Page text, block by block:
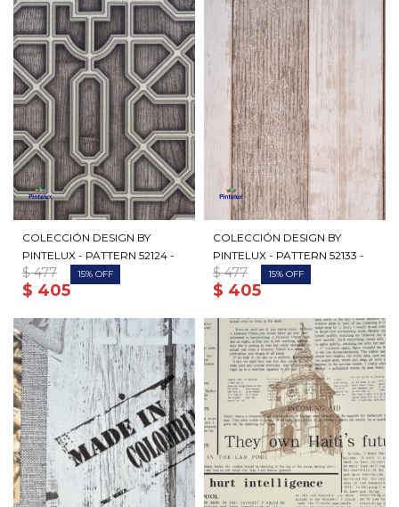
COLECCIÓN DESIGN BY
PINTELUX - PATTERN 52124 -
$ 405
$ 477 15
COLECCIÓN DESIGN BY
PINTELUX - PATTERN 52133 -
$ 405
$ 477 15